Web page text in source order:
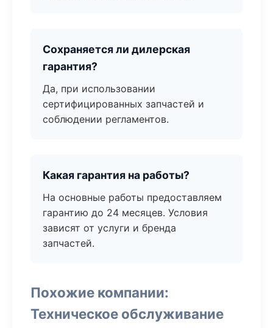
Сохраняется ли дилерская
гарантия?
Да, при использовании
сертифицированных запчастей и
соблюдении регламентов.
Какая гарантия на работы?
На основные работы предоставляем
гарантию до 24 месяцев. Условия
зависят от услуги и бренда
запчастей.
Похожие компании:
Техническое обслуживание